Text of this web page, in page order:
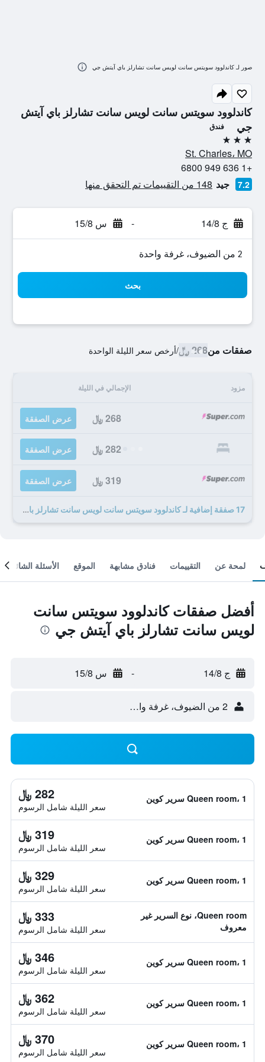
كاندلوود سويتس سانت لويس سانت تشارلز باي آيتش
جي
فندق
3 نجوم
St. Charles، MO
+1 636 949 6800
7.2 جيد 148 من التقييمات تم التحقق منها
ج 14/8 - س 15/8
2 من الضيوف، غرفة واحدة
بحث
صفقات من268 ﷼ /أرخص سعر الليلة الواحدة
مزود الإجمالي في الليلة
268 ﷼ عرض الصفقة
282 ﷼ عرض الصفقة
319 ﷼ عرض الصفقة
17 صفقة إضافية لـ كاندلوود سويتس سانت لويس سانت تشارلز باي آيتش جي
صور لـ كاندلوود سويتس سانت لويس سانت تشارلز باي آيتش جي
لمحة عن التقييمات فنادق مشابهة الموقع الأسئلة الشائعة
أفضل صفقات كاندلوود سويتس سانت
لويس سانت تشارلز باي آيتش جي
ج 14/8 - س 15/8
2 من الضيوف، غرفة واحدة
Queen room، 1 سرير كوين 282 ﷼
سعر الليلة شامل الرسوم
Queen room، 1 سرير كوين 319 ﷼
سعر الليلة شامل الرسوم
Queen room، 1 سرير كوين 329 ﷼
سعر الليلة شامل الرسوم
Queen room، نوع السرير غير
معروف
333 ﷼
سعر الليلة شامل الرسوم
Queen room، 1 سرير كوين 346 ﷼
سعر الليلة شامل الرسوم
Queen room، 1 سرير كوين 362 ﷼
سعر الليلة شامل الرسوم
Queen room، 1 سرير كوين 370 ﷼
سعر الليلة شامل الرسوم